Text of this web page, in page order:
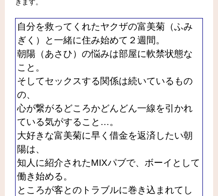
きます。
自分を救ってくれたヤクザの富美菊（ふみ
ぎく）と一緒に住み始めて２週間。
朝陽（あさひ）の悩みは部屋に軟禁状態な
こと。
そしてセックスする関係は続いているもの
の、
心が繋がるどころかどんどん一線を引かれ
ている気がすること…。
大好きな富美菊に早く借金を返済したい朝
陽は、
知人に紹介されたMIXパブで、ボーイとして
働き始める。
ところが客とのトラブルに巻き込まれてし